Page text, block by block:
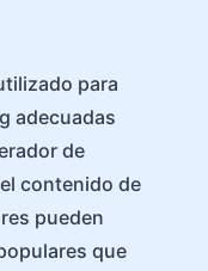
para
adecuadas
de
contenido de
pueden
que